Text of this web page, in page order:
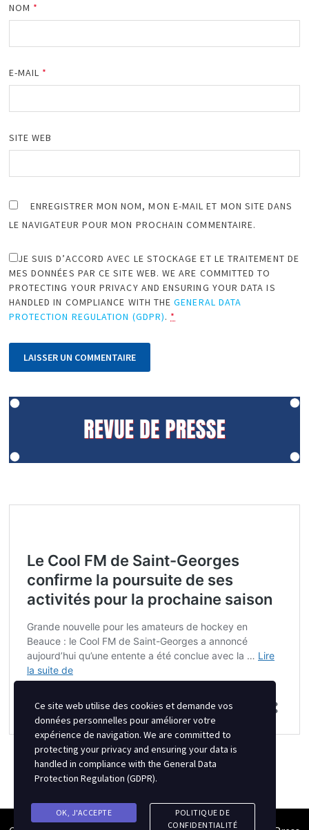
NOM *
E-MAIL *
SITE WEB
ENREGISTRER MON NOM, MON E-MAIL ET MON SITE DANS
LE NAVIGATEUR POUR MON PROCHAIN COMMENTAIRE.
JE SUIS D’ACCORD AVEC LE STOCKAGE ET LE TRAITEMENT DE
MES DONNÉES PAR CE SITE WEB. WE ARE COMMITTED TO
PROTECTING YOUR PRIVACY AND ENSURING YOUR DATA IS
HANDLED IN COMPLIANCE WITH THEGENERAL DATA
PROTECTION REGULATION (GDPR). *
Ce site web utilise des cookies et demande vos
données personnelles pour améliorer votre
expérience de navigation. We are committed to
protecting your privacy and ensuring your data is
handled in compliance with the General Data
Protection Regulation (GDPR).
OK, J'ACCEPTE
POLITIQUE DE
CONFIDENTIALITÉ